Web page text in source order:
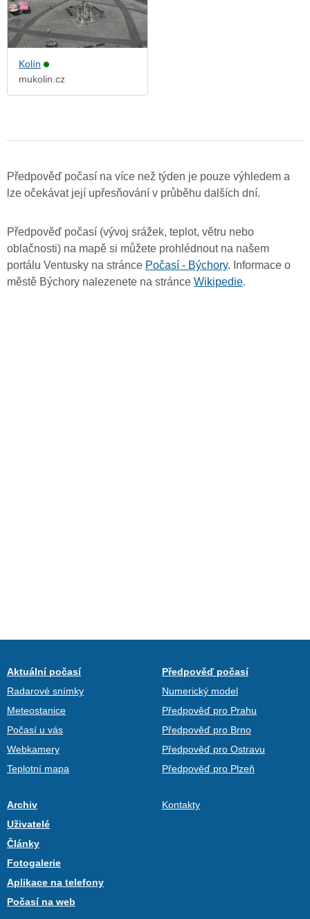
Kolín
mukolin.cz
Předpověď počasí na více než týden je pouze výhledem a
lze očekávat její upřesňování v průběhu dalších dní.
Předpověď počasí (vývoj srážek, teplot, větru nebo
oblačnosti) na mapě si můžete prohlédnout na našem
portálu Ventusky na stránce Počasí - Býchory. Informace o
městě Býchory nalezenete na stránce Wikipedie.
Aktuální počasí
Radarové snímky
Meteostanice
Počasí u vás
Webkamery
Teplotní mapa
Předpověď počasí
Numerický model
Předpověď pro Prahu
Předpověď pro Brno
Předpověď pro Ostravu
Předpověď pro Plzeň
Archiv
Uživatelé
Články
Fotogalerie
Aplikace na telefony
Počasí na web
Kontakty